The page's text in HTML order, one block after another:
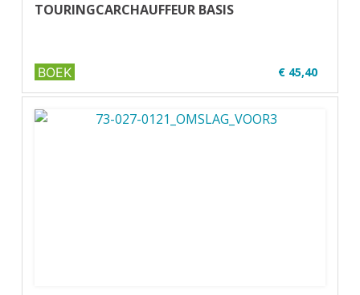
TOURINGCARCHAUFFEUR BASIS
€ 45,40
✔ Lesmateriaal voor U32-2
✔ Samenwerking met FSO
BOEK